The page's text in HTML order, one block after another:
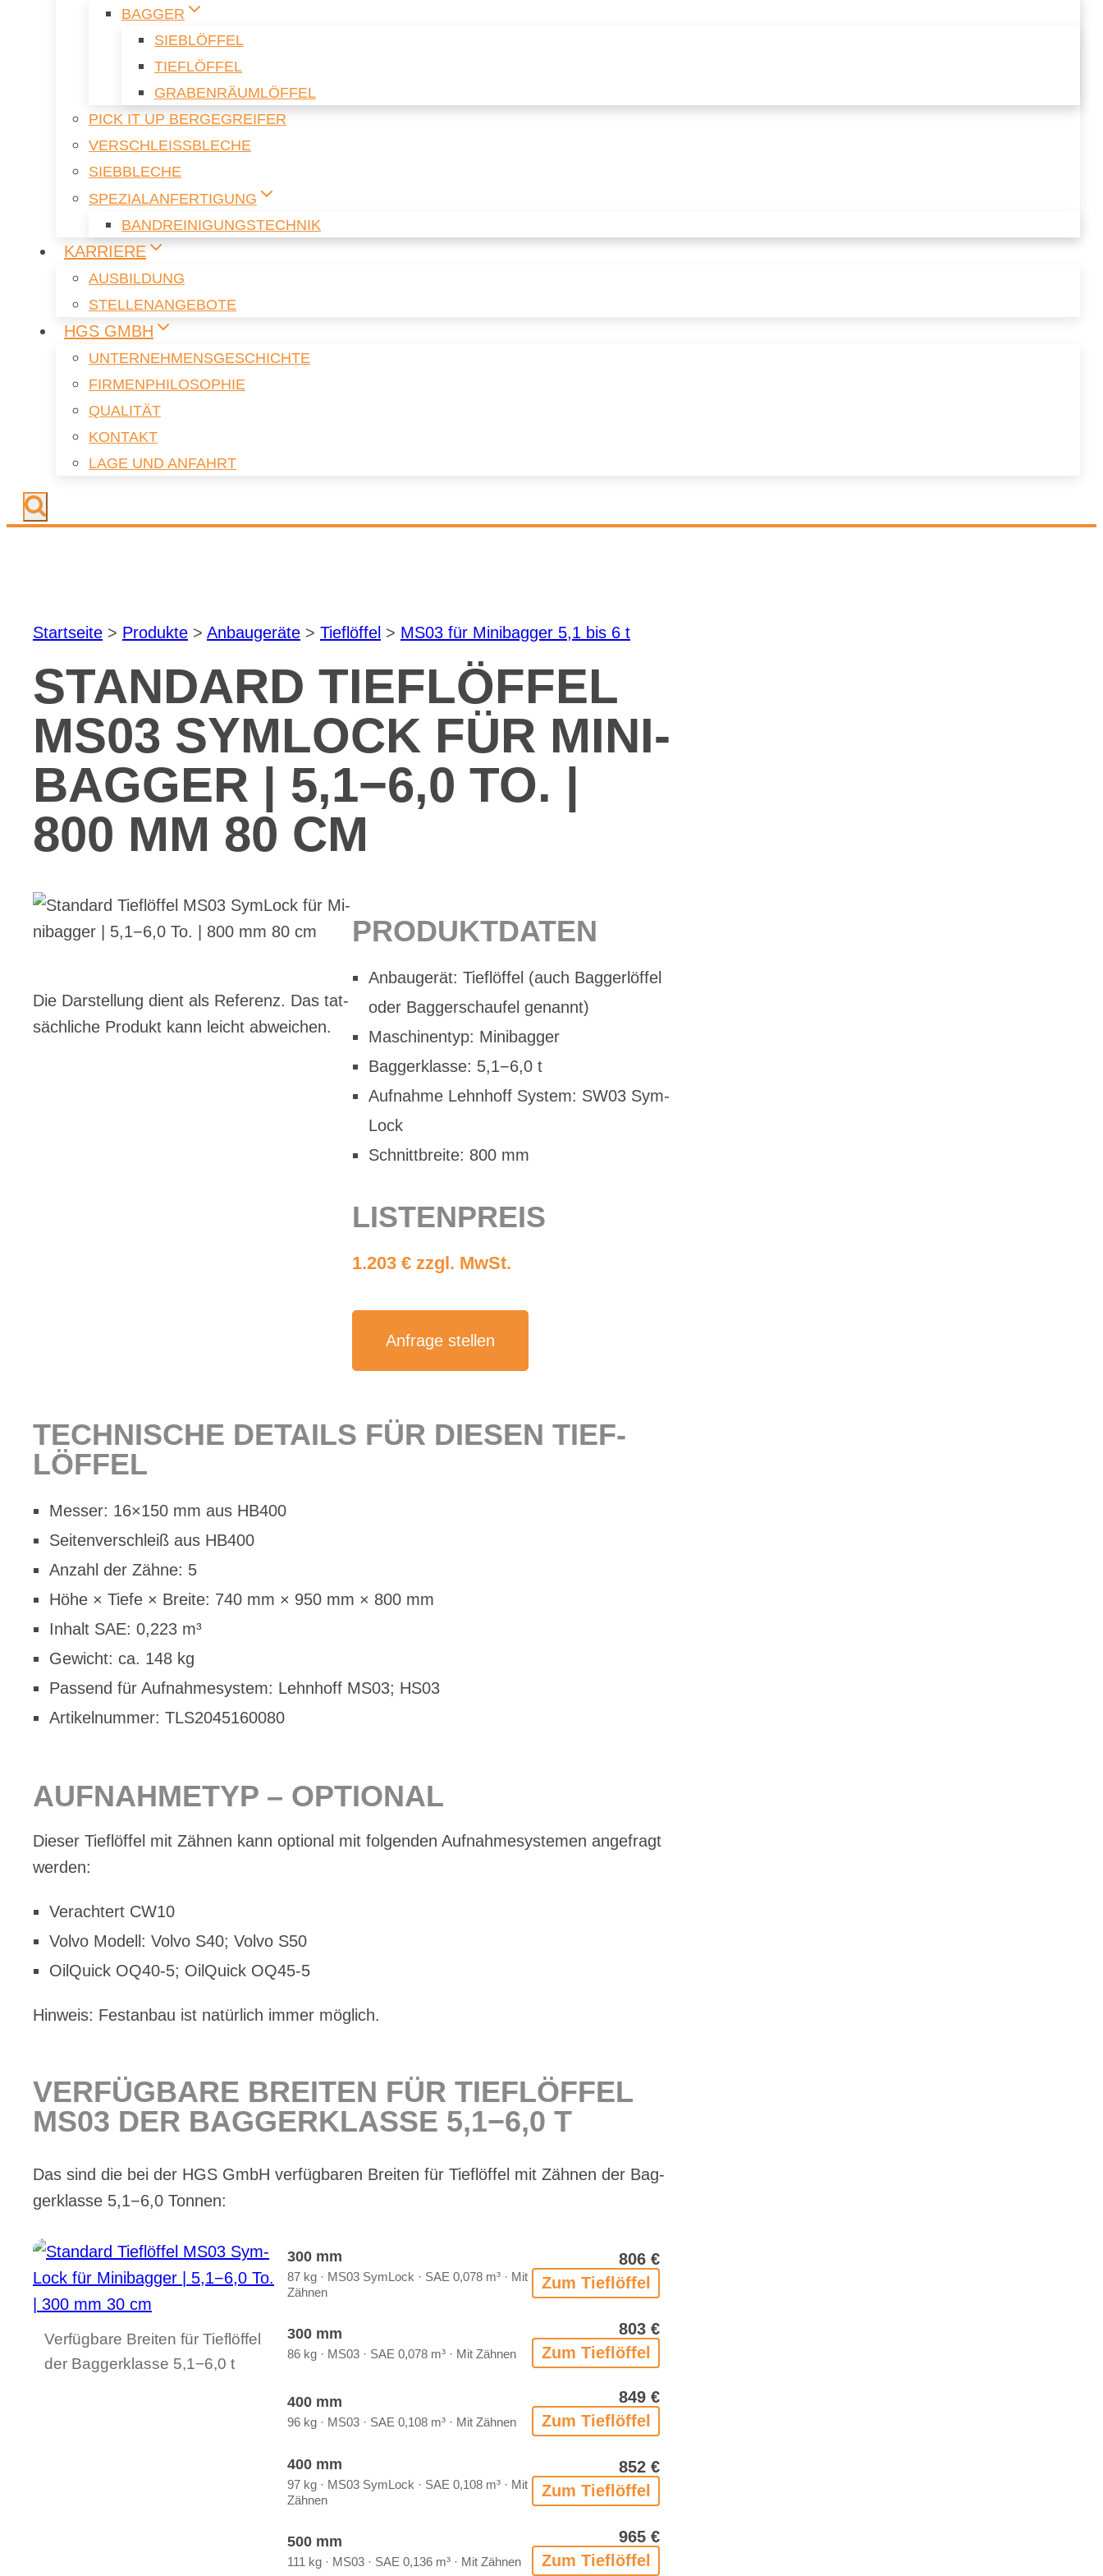
BAG­GER
SIEB­LÖF­FEL
TIEF­LÖF­FEL
GRA­BEN­RÄUM­LÖF­FEL
PICK IT UP BER­GE­G­REI­FER
VER­SCHLEISS­BLE­CHE
SIEB­BLE­CHE
SPE­ZI­AL­AN­FER­TI­GUNG
BAND­REI­NI­GUNGS­TECH­NIK
KAR­RIE­RE
AUS­BIL­DUNG
STEL­LEN­AN­GE­BO­TE
HGS GMBH
UN­TER­NEH­MENS­GE­SCHICH­TE
FIR­MEN­PHI­LO­SO­PHIE
QUA­LI­TÄT
KON­TAKT
LAGE UND AN­FAHRT
Start­sei­te > Pro­duk­te > An­bau­ge­rä­te > Tief­löf­fel > MS03 für Mi­ni­bag­ger 5,1 bis 6 t
STAN­DARD TIEF­LÖF­FEL
MS03 SYM­LOCK FÜR MI­NI­
BAG­GER | 5,1−6,0 TO. |
800 MM 80 CM
Die Dar­stel­lung dient als Re­fe­renz. Das tat­
säch­li­che Pro­dukt kann leicht ab­wei­chen.
PRO­DUKT­DA­TEN
An­bau­ge­rät: Tief­löf­fel (auch Bag­ger­löf­fel
oder Bag­ger­schau­fel ge­nannt)
Ma­schi­nen­typ: Mi­ni­bag­ger
Bag­ger­klas­se: 5,1−6,0 t
Auf­nah­me Lehn­hoff Sys­tem: SW03 Sym­
Lock
Schnitt­brei­te: 800 mm
LIS­TEN­PREIS
1.203 € zzgl. MwSt.
An­fra­ge stel­len
TECH­NI­SCHE DE­TAILS FÜR DIE­SEN TIEF­
LÖF­FEL
Mes­ser: 16×150 mm aus HB400
Sei­ten­ver­schleiß aus HB400
An­zahl der Zäh­ne: 5
Höhe × Tie­fe × Brei­te: 740 mm × 950 mm × 800 mm
In­halt SAE: 0,223 m³
Ge­wicht: ca. 148 kg
Pas­send für Auf­nah­me­sys­tem: Lehn­hoff MS03; HS03
Ar­ti­kel­num­mer: TLS2045160080
AUF­NAH­ME­TYP – OP­TIO­NAL
Die­ser Tief­löf­fel mit Zäh­nen kann op­tio­nal mit fol­gen­den Auf­nah­me­sys­te­men an­ge­fragt
wer­den:
Ver­ach­tert CW10
Vol­vo Mo­dell: Vol­vo S40; Vol­vo S50
Oil­Quick OQ40‑5; Oil­Quick OQ45‑5
Hin­weis: Fest­an­bau ist na­tür­lich im­mer mög­lich.
VER­FÜG­BA­RE BREI­TEN FÜR TIEF­LÖF­FEL
MS03 DER BAG­GER­KLAS­SE 5,1−6,0 T
Das sind die bei der HGS GmbH ver­füg­ba­ren Brei­ten für Tief­löf­fel mit Zäh­nen der Bag­
ger­klas­se 5,1−6,0 Ton­nen:
Ver­füg­ba­re Brei­ten für Tief­löf­fel
der Bag­ger­klas­se 5,1−6,0 t
300 mm
87 kg · MS03 Sym­Lock · SAE 0,078 m³ · Mit
Zäh­nen
806 €
Zum Tief­löf­fel
300 mm
86 kg · MS03 · SAE 0,078 m³ · Mit Zäh­nen
803 €
Zum Tief­löf­fel
400 mm
96 kg · MS03 · SAE 0,108 m³ · Mit Zäh­nen
849 €
Zum Tief­löf­fel
400 mm
97 kg · MS03 Sym­Lock · SAE 0,108 m³ · Mit
Zäh­nen
852 €
Zum Tief­löf­fel
500 mm
111 kg · MS03 · SAE 0,136 m³ · Mit Zäh­nen
965 €
Zum Tief­löf­fel